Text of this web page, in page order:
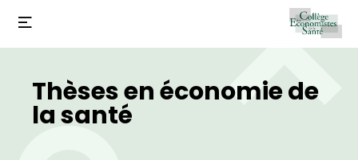
Thèses en économie de
la santé